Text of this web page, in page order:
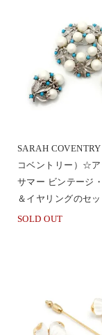
SARAH COVENTRY
コベントリー）☆ア
サマー ビンテージ
＆イヤリングのセッ
SOLD OUT